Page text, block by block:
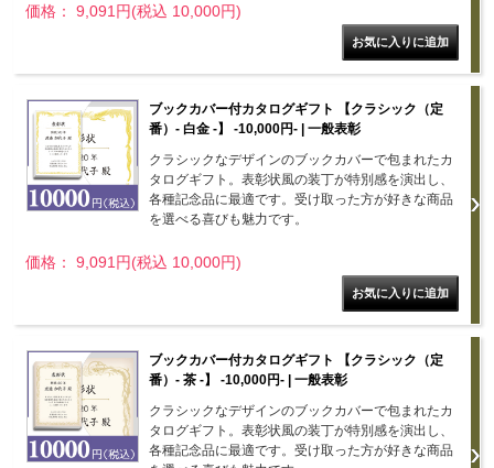
価格： 9,091円(税込 10,000円)
ブックカバー付カタログギフト 【クラシック（定
番）- 白金 -】 -10,000円- | 一般表彰
クラシックなデザインのブックカバーで包まれたカ
タログギフト。表彰状風の装丁が特別感を演出し、
各種記念品に最適です。受け取った方が好きな商品
を選べる喜びも魅力です。
価格： 9,091円(税込 10,000円)
ブックカバー付カタログギフト 【クラシック（定
番）- 茶 -】 -10,000円- | 一般表彰
クラシックなデザインのブックカバーで包まれたカ
タログギフト。表彰状風の装丁が特別感を演出し、
各種記念品に最適です。受け取った方が好きな商品